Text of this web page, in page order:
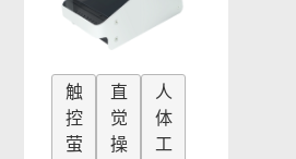
触
控
萤
直
觉
操
人
体
工